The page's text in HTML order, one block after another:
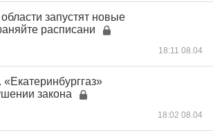
запустят новые
расписани
18:11 08.04
закона
18:02 08.04